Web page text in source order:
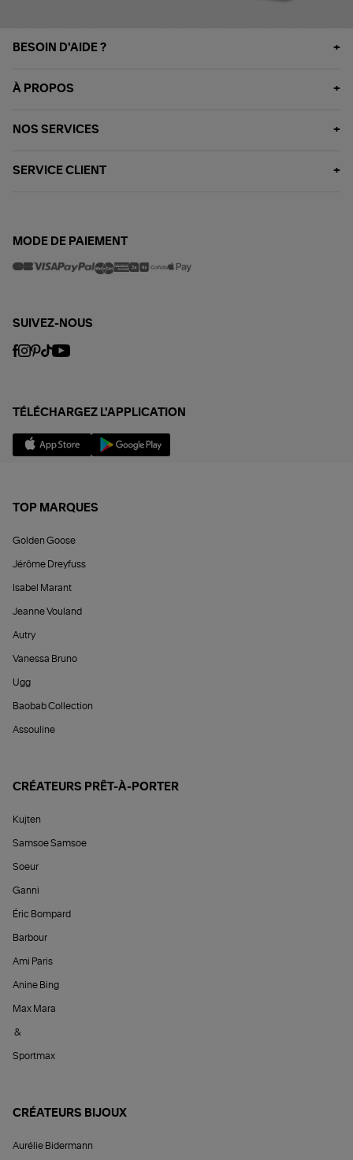
BESOIN D'AIDE ?
À PROPOS
NOS SERVICES
SERVICE CLIENT
MODE DE PAIEMENT
SUIVEZ-NOUS
TÉLÉCHARGEZ L'APPLICATION
TOP MARQUES
Golden Goose
Jérôme Dreyfuss
Isabel Marant
Jeanne Vouland
Autry
Vanessa Bruno
Ugg
Baobab Collection
Assouline
CRÉATEURS PRÊT-À-PORTER
Kujten
Samsoe Samsoe
Soeur
Ganni
Éric Bompard
Barbour
Ami Paris
Anine Bing
Max Mara
&
Sportmax
CRÉATEURS BIJOUX
Aurélie Bidermann